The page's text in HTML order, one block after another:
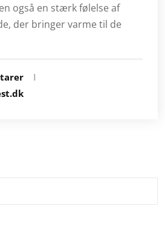
også en stærk følelse af
der bringer varme til de
I